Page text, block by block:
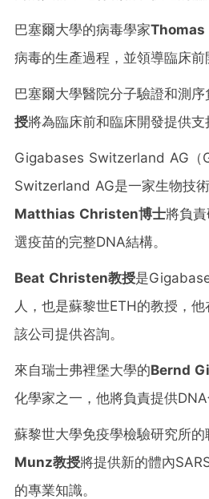
巴塞爾大學的病毒學家
病毒的生產過程，並領導臨床前
巴塞爾大學醫院分子驗證和測序
授將為臨床前和臨床開發提供支
Gigabases Switzerland AG（
Switzerland AG是一家生物技
Matthias Christen博士將負
選疫苗的完整DNA結構。
Beat Christen教授是
人，也是蘇黎世ETH的教授，
該公司提供咨詢。
來自瑞士弗裡堡大學的Bernd
化學家之一，他將負責提供DNA
蘇黎世大學免疫學檢驗研究所的
Munz教授將提供新的體內
的專業知識。